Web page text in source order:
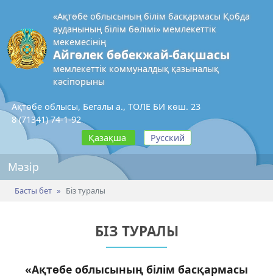
«Ақтөбе облысының білім басқармасы Қобда
ауданының білім бөлімі» мемлекеттік
мекемесінің
Айгөлек бөбекжай-бақшасы
мемлекеттік коммуналдық қазыналық
кәсіпорыны
Ақтөбе облысы, Бегалы а., ТОЛЕ БИ көш. 23
8 (71341) 74-1-92
Қазақша
Русский
Мәзір
Басты бет Біз туралы
БІЗ ТУРАЛЫ
«Ақтөбе облысының білім басқармасы